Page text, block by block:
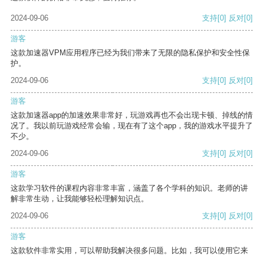
2024-09-06 支持[0] 反对[0]
游客
这款加速器VPM应用程序已经为我们带来了无限的隐私保护和安全性保
护。
2024-09-06
支持[0] 反对[0]
游客
这款加速器app的加速效果非常好，玩游戏再也不会出现卡顿、掉线的情
况了。我以前玩游戏经常会输，现在有了这个app，我的游戏水平提升了
不少。
2024-09-06
支持[0] 反对[0]
游客
这款学习软件的课程内容非常丰富，涵盖了各个学科的知识。老师的讲
解非常生动，让我能够轻松理解知识点。
2024-09-06
支持[0] 反对[0]
游客
这款软件非常实用，可以帮助我解决很多问题。比如，我可以使用它来